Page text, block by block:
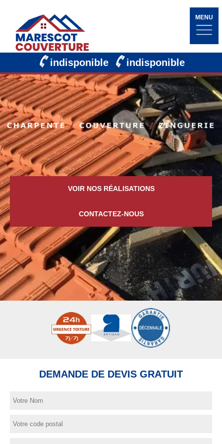
MENU
indisponible indisponible
VOIR NOS RÉALISATIONS
CONTACTEZ-NOUS
DEMANDE DE DEVIS GRATUIT